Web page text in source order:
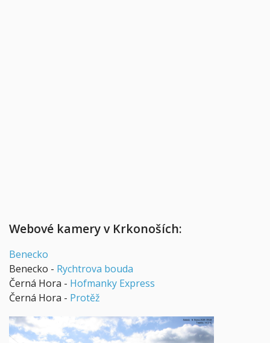
Webové kamery v Krkonoších:
Benecko
Benecko - Rychtrova bouda
Černá Hora - Hofmanky Express
Černá Hora - Protěž